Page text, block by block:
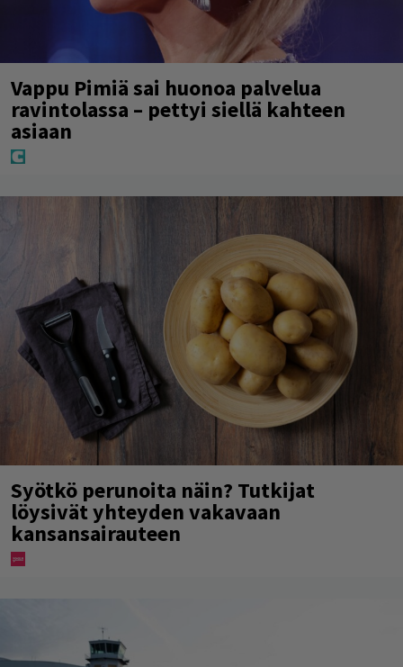
Vappu Pimiä sai huonoa palvelua
ravintolassa – pettyi siellä kahteen
asiaan
Syötkö perunoita näin? Tutkijat
löysivät yhteyden vakavaan
kansansairauteen